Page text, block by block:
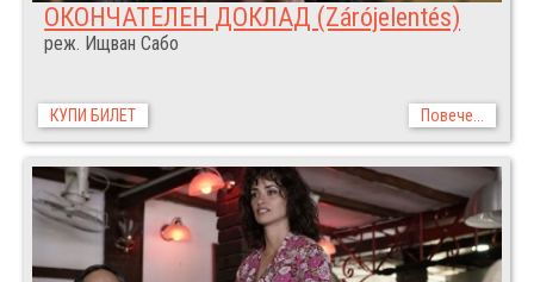
КУПИ БИЛЕТ Повече...
ОКОНЧАТЕЛЕН ДОКЛАД (Zárójelentés)
реж. Ищван Сабо